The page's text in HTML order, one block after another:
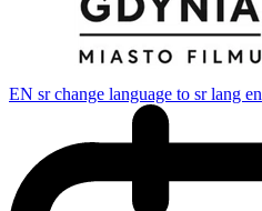
EN sr change language to sr lang en